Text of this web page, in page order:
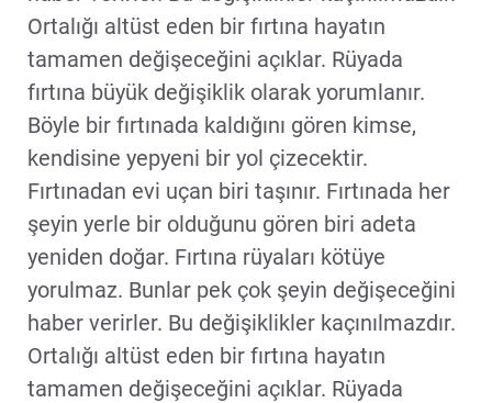
Ortalığı altüst eden bir fırtına hayatın
tamamen değişeceğini açıklar. Rüyada
fırtına büyük değişiklik olarak yorumlanır.
Böyle bir fırtınada kaldığını gören kimse,
kendisine yepyeni bir yol çizecektir.
Fırtınadan evi uçan biri taşınır. Fırtınada her
şeyin yerle bir olduğunu gören biri adeta
yeniden doğar. Fırtına rüyaları kötüye
yorulmaz. Bunlar pek çok şeyin değişeceğini
haber verirler. Bu değişiklikler kaçınılmazdır.
Ortalığı altüst eden bir fırtına hayatın
tamamen değişeceğini açıklar. Rüyada